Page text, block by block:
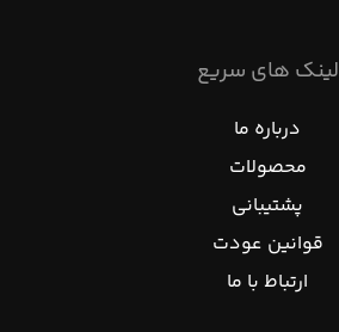
لینک های سریع
درباره ما
محصولات
پشتیبانی
قوانین عودت
ارتباط با ما